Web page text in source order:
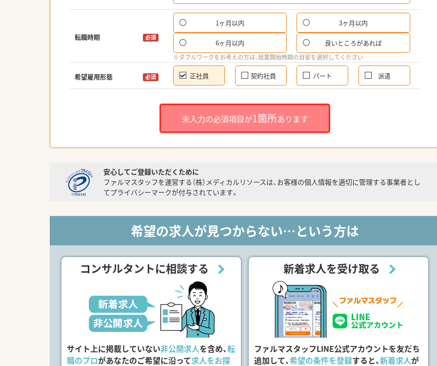
転職時期 必須
1ヶ月以内 3ヶ月以内
6ヶ月以内 良いところがあれば
※ダブルワークをお考えの方は、就業開始時期の目安を選択してください
希望雇用形態 必須 正社員 契約社員 パート 派遣
未入力の必須項目が1箇所あります
安心してご登録いただくために
ファルマスタッフを運営する（株）メディカルリソースは、お客様の個人情報を適切に管理する事業者とし
てプライバシーマークが付与されています。
希望の求人が見つからない…という方は
コンサルタントに相談する
サイト上に掲載していない非公開求人を含め、転
職のプロがあなたのご希望に沿って求人をお探
新着求人を受け取る
ファルマスタッフLINE公式アカウントを友だち
追加して、希望の条件を登録すると、新着求人が